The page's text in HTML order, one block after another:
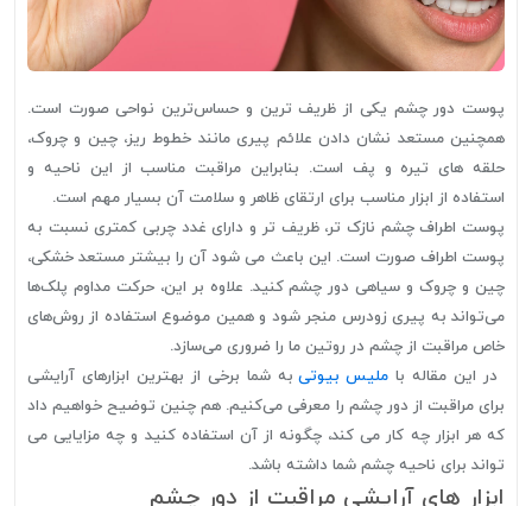
پوست دور چشم یکی از ظریف ترین و حساس‌ترین نواحی صورت است.
همچنین مستعد نشان دادن علائم پیری مانند خطوط ریز، چین و چروک،
حلقه های تیره و پف است. بنابراین مراقبت مناسب از این ناحیه و
استفاده از ابزار مناسب برای ارتقای ظاهر و سلامت آن بسیار مهم است.
پوست اطراف چشم نازک تر، ظریف تر و دارای غدد چربی کمتری نسبت به
پوست اطراف صورت است. این باعث می شود آن را بیشتر مستعد خشکی،
چین و چروک و سیاهی دور چشم کنید. علاوه بر این، حرکت مداوم پلک‌ها
می‌تواند به پیری زودرس منجر شود و همین موضوع استفاده از روش‌های
خاص مراقبت از چشم در روتین ما را ضروری می‌سازد.
در این مقاله با ملیس بیوتی به شما برخی از بهترین ابزارهای آرایشی
برای مراقبت از دور چشم را معرفی می‌کنیم. هم چنین توضیح خواهیم داد
که هر ابزار چه کار می کند، چگونه از آن استفاده کنید و چه مزایایی می
تواند برای ناحیه چشم شما داشته باشد.
ابزار های آرایشی مراقبت از دور چشم